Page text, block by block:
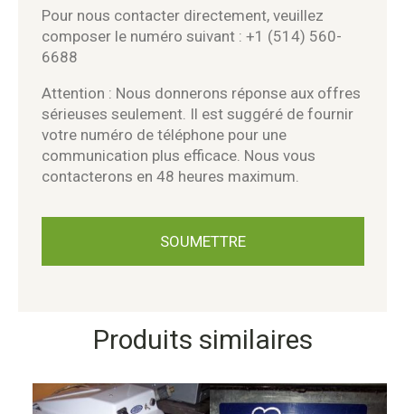
Pour nous contacter directement, veuillez
composer le numéro suivant : +1 (514) 560-
6688
Attention : Nous donnerons réponse aux offres
sérieuses seulement. Il est suggéré de fournir
votre numéro de téléphone pour une
communication plus efficace. Nous vous
contacterons en 48 heures maximum.
Produits similaires